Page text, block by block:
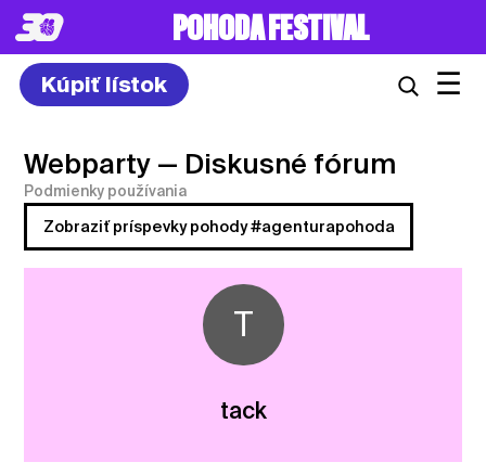
POHODA FESTIVAL
Kúpiť lístok ☰
Webparty — Diskusné fórum
Podmienky používania
Zobraziť príspevky pohody #agenturapohoda
T
tack